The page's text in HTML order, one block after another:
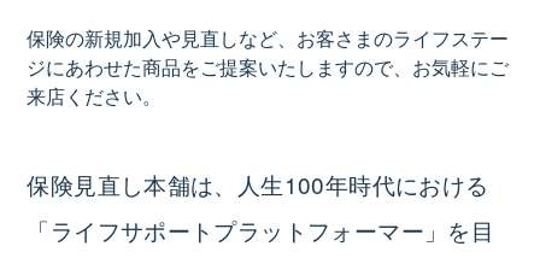
保険の新規加入や見直しなど、お客さまのライフステー
ジにあわせた商品をご提案いたしますので、お気軽にご
来店ください。
保険見直し本舗は、人生100年時代における
「ライフサポートプラットフォーマー」を目